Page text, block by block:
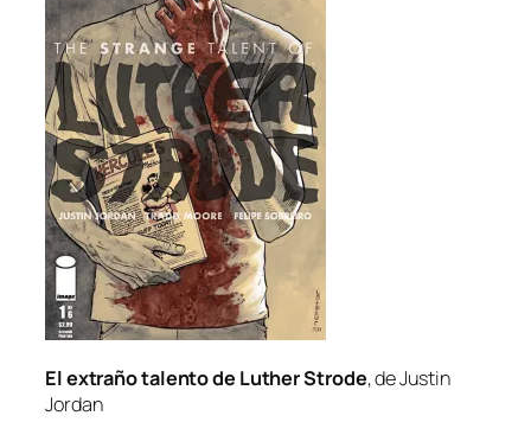
El ex­tra­ño ta­len­to de Luther Strode, de Justin
Jordan